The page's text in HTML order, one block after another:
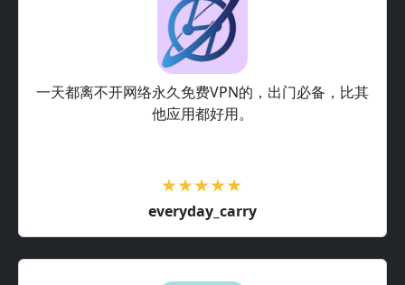
一天都离不开网络永久免费VPN的，出门必备，比其
他应用都好用。
everyday_carry